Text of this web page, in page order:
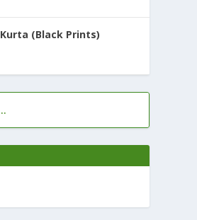
Kurta (Black Prints)